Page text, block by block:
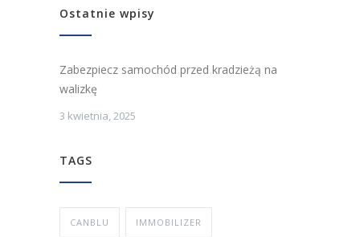
Ostatnie wpisy
Zabezpiecz samochód przed kradzieżą na
walizkę
3 kwietnia, 2025
TAGS
CANBLU IMMOBILIZER